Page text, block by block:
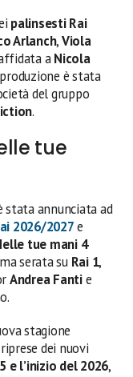
palinsesti Rai
Arlanch,Viola
aNicola
è stata
del gruppo
.
tue
stata annunciata ad
2026/2027e
tue mani 4
serata su Rai 1,
Andrea Fantie
stagione
dei nuovi
e l’inizio del 2026,